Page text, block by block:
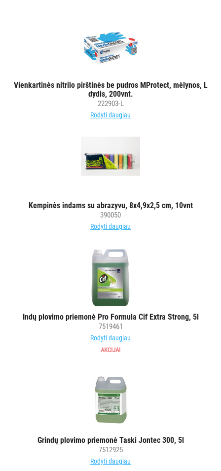
Vienkartinės nitrilo pirštinės be pudros MProtect, mėlynos, L
dydis, 200vnt.
222903-L
Rodyti daugiau
Kempinės indams su abrazyvu, 8x4,9x2,5 cm, 10vnt
390050
Rodyti daugiau
Indų plovimo priemonė Pro Formula Cif Extra Strong, 5l
7519461
Rodyti daugiau
AKCIJA!
Grindų plovimo priemonė Taski Jontec 300, 5l
7512925
Rodyti daugiau